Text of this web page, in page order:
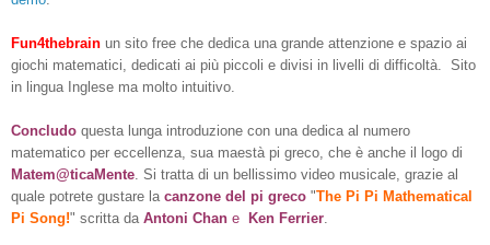
Fun4thebrain un sito free che dedica una grande attenzione e spazio ai
giochi matematici, dedicati ai più piccoli e divisi in livelli di difficoltà. Sito
in lingua Inglese ma molto intuitivo.
Concludo questa lunga introduzione con una dedica al numero
matematico per eccellenza, sua maestà pi greco, che è anche il logo di
Matem@ticaMente . Si tratta di un bellissimo video musicale, grazie al
quale potrete gustare la canzone del pi greco "The Pi Pi Mathematical
Pi Song!" scritta da Antoni Chan e Ken Ferrier